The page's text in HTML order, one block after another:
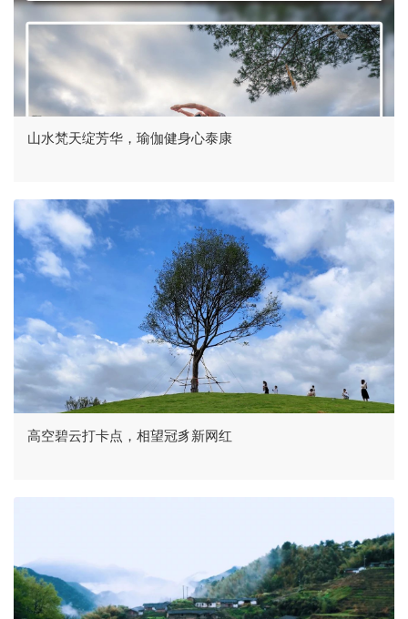
山水梵天绽芳华，瑜伽健身心泰康
高空碧云打卡点，相望冠豸新网红